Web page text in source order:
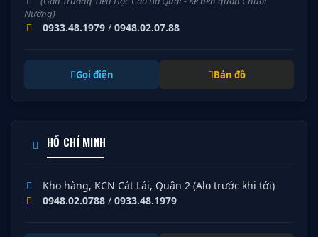
Nướng)
0933.48.1979 / 0948.02.07.88
Gọi điện Bản đồ
HỒ CHÍ MINH
Kho hàng, KCN Cát Lái, Quận 2 (Alo trước khi tới)
0948.02.0788 / 0933.48.1979